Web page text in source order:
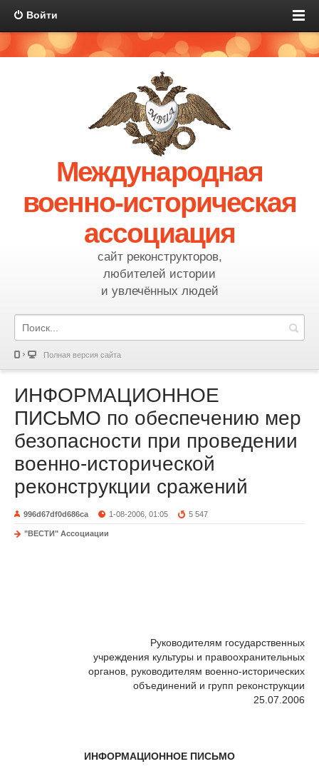
Войти
Международная
военно-историческая
ассоциация
сайт реконструкторов,
любителей истории
и увлечённых людей
Полная версия сайта
ИНФОРМАЦИОННОЕ
ПИСЬМО по обеспечению мер
безопасности при проведении
военно-исторической
реконструкции сражений
996d67df0d686ca 1-08-2006, 01:05 5 547
"ВЕСТИ" Ассоциации
Руководителям государственных
учреждения культуры и правоохранительных
органов, руководителям военно-исторических
объединений и групп реконструкции
25.07.2006
ИНФОРМАЦИОННОЕ ПИСЬМО